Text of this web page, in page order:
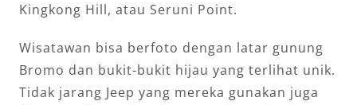
Kingkong Hill, atau Seruni Point.
Wisatawan bisa berfoto dengan latar gunung
Bromo dan bukit-bukit hijau yang terlihat unik.
Tidak jarang Jeep yang mereka gunakan juga